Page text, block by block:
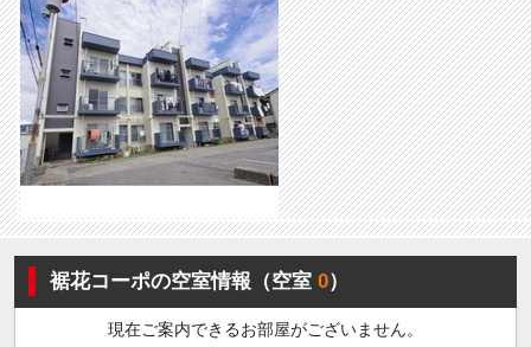
裾花コーポの空室情報（空室0）
現在ご案内できるお部屋がございません。